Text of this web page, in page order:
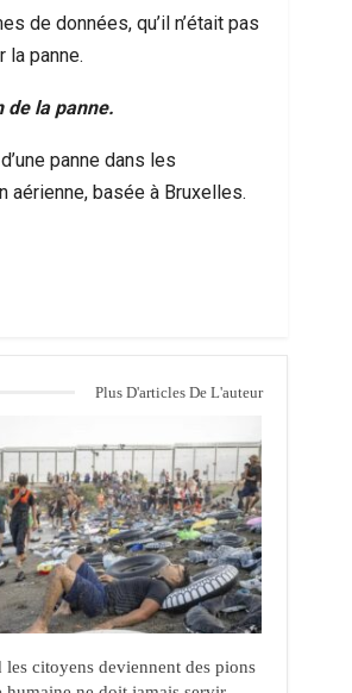
de données, qu’il n’était pas
la panne.
de la panne.
panne dans les
aérienne, basée à Bruxelles.
Plus D'articles De L'auteur
les citoyens deviennent des pions